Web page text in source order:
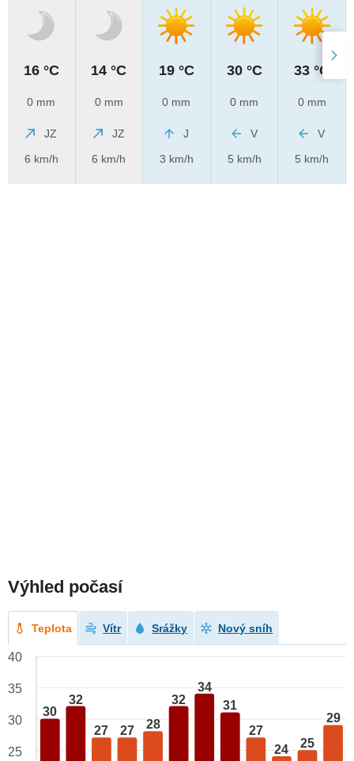
16 °C
0 mm
JZ
6 km/h
14 °C
0 mm
JZ
6 km/h
19 °C
0 mm
J
3 km/h
30 °C
0 mm
V
5 km/h
33 °C
0 mm
V
5 km/h
Výhled počasí
Teplota Vítr Srážky Nový sníh
30
32
27 27 28
32
34
31
27
24 25
29
40
35
30
25